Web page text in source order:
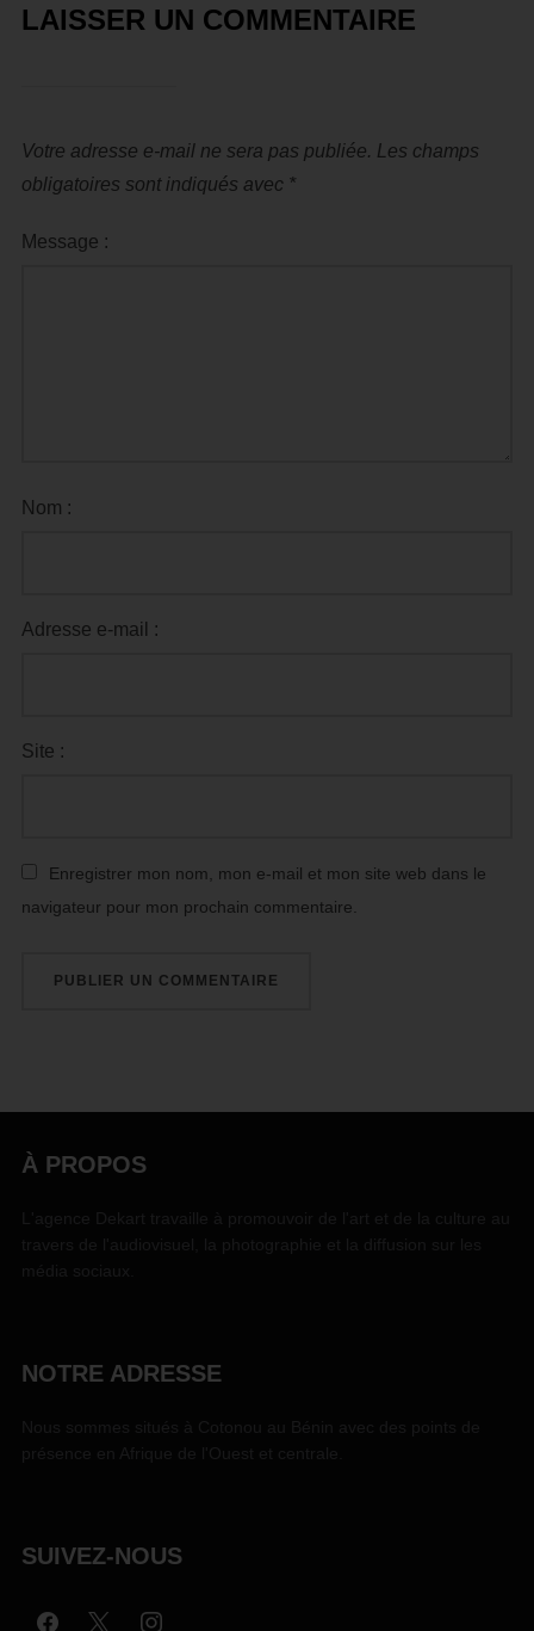
LAISSER UN COMMENTAIRE
Votre adresse e-mail ne sera pas publiée. Les champs
obligatoires sont indiqués avec *
Message :
Nom :
Adresse e-mail :
Site :
Enregistrer mon nom, mon e-mail et mon site web dans le
navigateur pour mon prochain commentaire.
À PROPOS
NOTRE ADRESSE
SUIVEZ-NOUS